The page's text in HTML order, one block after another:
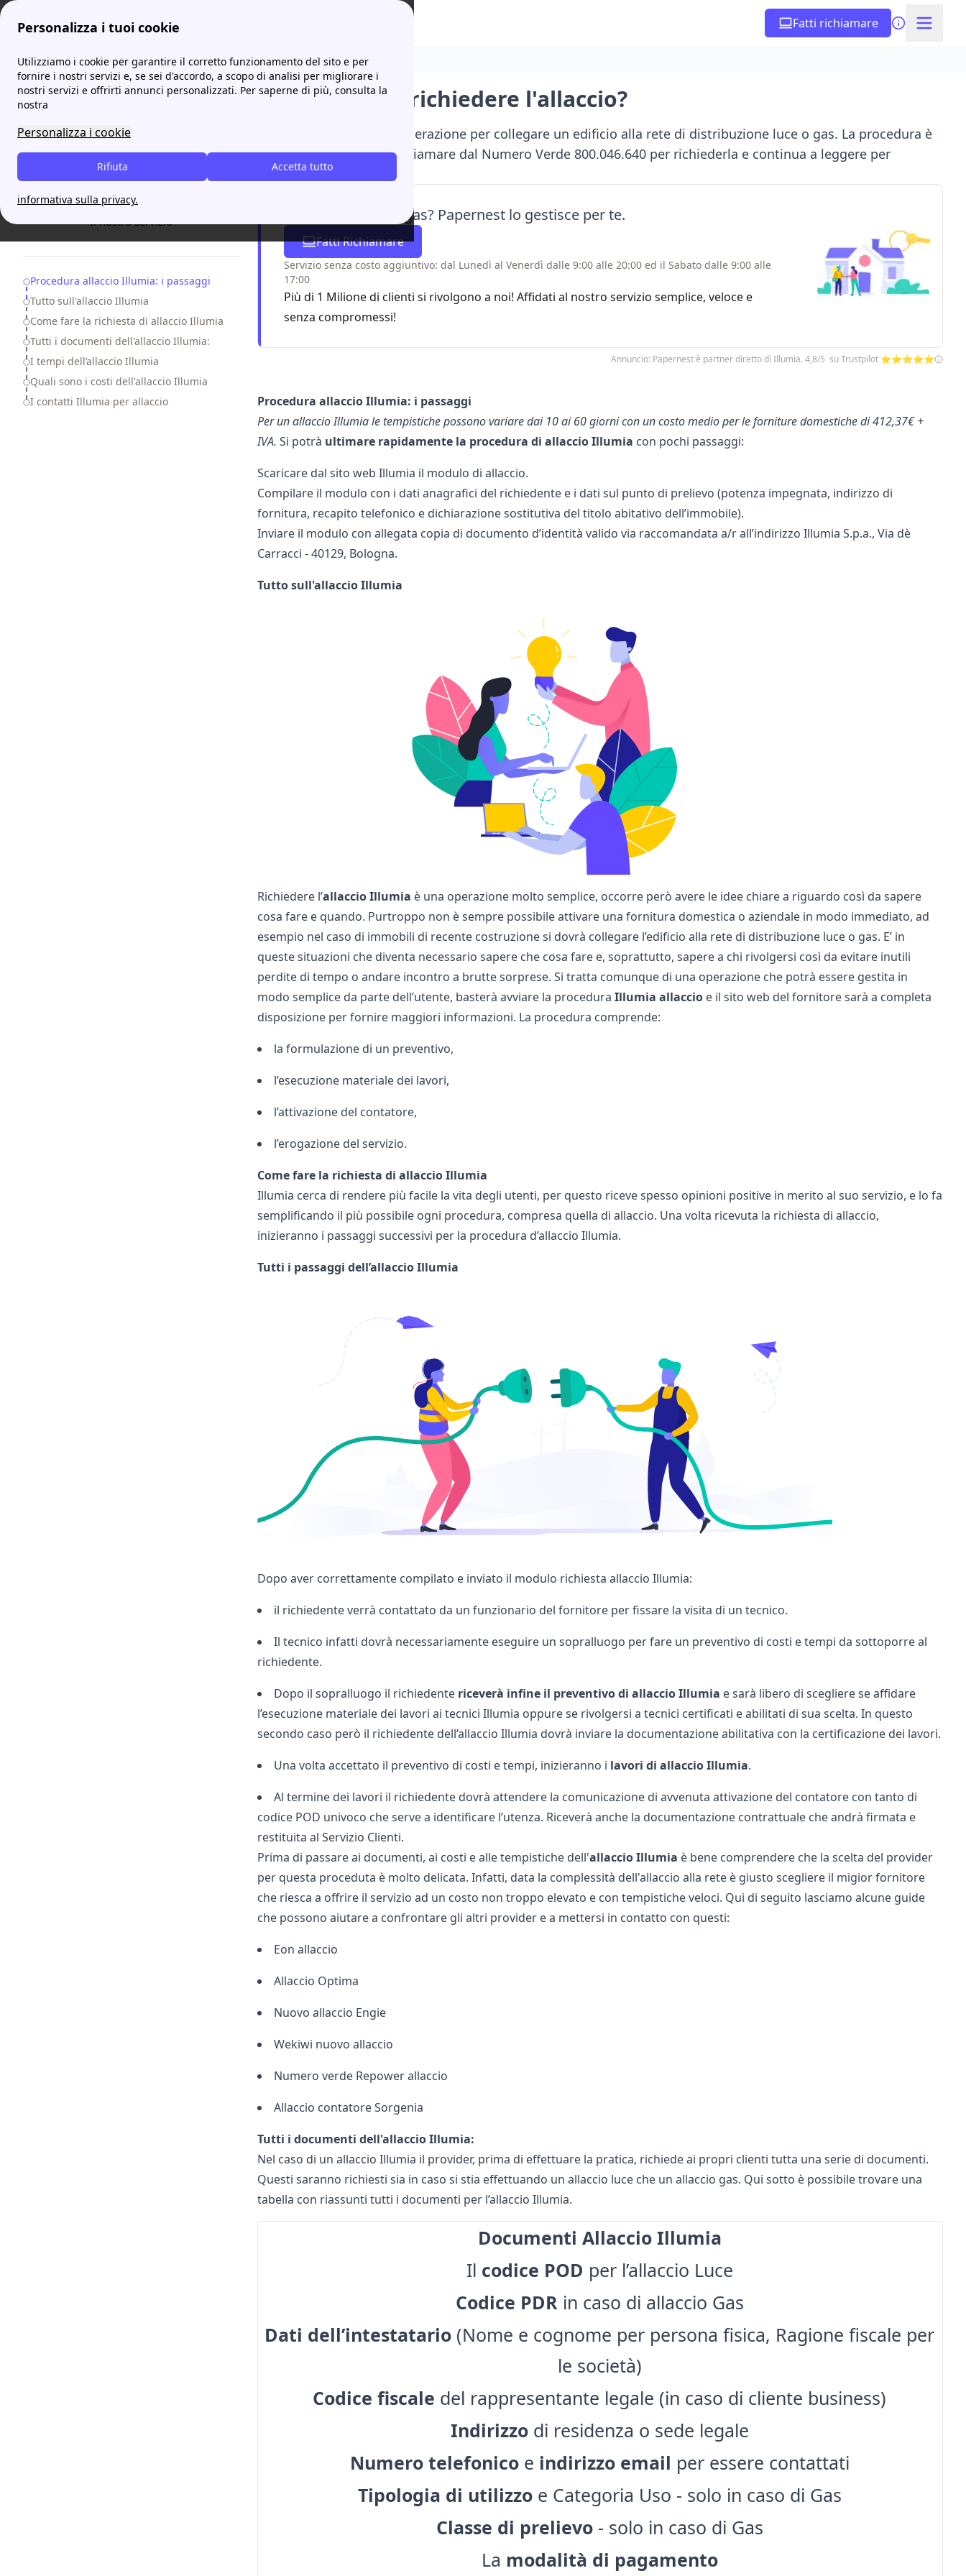
Personalizza i tuoi cookie
Utilizziamo i cookie per garantire il corretto funzionamento del sito e per
fornire i nostri servizi e, se sei d'accordo, a scopo di analisi per migliorare i
nostri servizi e offrirti annunci personalizzati. Per saperne di più, consulta la
nostra
Personalizza i cookie
Accetta tutto
Rifiuta
informativa sulla privacy.
Fatti richiamare
ProntoBolletta MoreIllumia Illumia: come richiedere l'allaccio?
Il nostro servizio
Table of Contents
Procedura allaccio Illumia: i passaggi
Tutto sull'allaccio Illumia
Come fare la richiesta di allaccio Illumia
Tutti i documenti dell'allaccio Illumia:
I tempi dell’allaccio Illumia
Quali sono i costi dell'allaccio Illumia
I contatti Illumia per allaccio
Illumia: come richiedere l'allaccio?
L'Illumia allaccio è una operazione per collegare un edificio alla rete di distribuzione luce o gas. La procedura è
molto semplice, Fatti richiamare dal Numero Verde 800.046.640 per richiederla e continua a leggere per
saperne di più.
Attivazione luce o gas? Papernest lo gestisce per te.
Fatti Richiamare
Servizio senza costo aggiuntivo: dal Lunedì al Venerdì dalle 9:00 alle 20:00 ed il Sabato dalle 9:00 alle
17:00
Più di 1 Milione di clienti si rivolgono a noi! Affidati al nostro servizio semplice, veloce e
senza compromessi!
Annuncio: Papernest è partner diretto di Illumia. 4,8/5 su Trustpilot ⭐⭐⭐⭐⭐
Procedura allaccio Illumia: i passaggi
Per un allaccio Illumia le tempistiche possono variare dai 10 ai 60 giorni con un costo medio per le forniture domestiche di 412,37€ +
IVA. Si potrà ultimare rapidamente la procedura di allaccio Illumia con pochi passaggi:
Scaricare dal sito web Illumia il modulo di allaccio.
Compilare il modulo con i dati anagrafici del richiedente e i dati sul punto di prelievo (potenza impegnata, indirizzo di
fornitura, recapito telefonico e dichiarazione sostitutiva del titolo abitativo dell’immobile).
Inviare il modulo con allegata copia di documento d’identità valido via raccomandata a/r all’indirizzo Illumia S.p.a., Via dè
Carracci - 40129, Bologna.
Tutto sull'allaccio Illumia
Richiedere l’allaccio Illumia è una operazione molto semplice, occorre però avere le idee chiare a riguardo così da sapere
cosa fare e quando. Purtroppo non è sempre possibile attivare una fornitura domestica o aziendale in modo immediato, ad
esempio nel caso di immobili di recente costruzione si dovrà collegare l’edificio alla rete di distribuzione luce o gas. E’ in
queste situazioni che diventa necessario sapere che cosa fare e, soprattutto, sapere a chi rivolgersi così da evitare inutili
perdite di tempo o andare incontro a brutte sorprese. Si tratta comunque di una operazione che potrà essere gestita in
modo semplice da parte dell’utente, basterà avviare la procedura Illumia allaccioe il sito web del fornitore sarà a completa
disposizione per fornire maggiori informazioni. La procedura comprende:
la formulazione di un preventivo,
l’esecuzione materiale dei lavori,
l’attivazione del contatore,
l’erogazione del servizio.
Come fare la richiesta di allaccio Illumia
Illumia cerca di rendere più facile la vita degli utenti, per questo riceve spesso opinioni positive in merito al suo servizio, e lo fa
semplificando il più possibile ogni procedura, compresa quella di allaccio. Una volta ricevuta la richiesta di allaccio,
inizieranno i passaggi successivi per la procedura d’allaccio Illumia.
Tutti i passaggi dell’allaccio Illumia
Dopo aver correttamente compilato e inviato il modulo richiesta allaccio Illumia:
il richiedente verrà contattato da un funzionario del fornitore per fissare la visita di un tecnico.
Il tecnico infatti dovrà necessariamente eseguire un sopralluogo per fare un preventivo di costi e tempi da sottoporre al
richiedente.
Dopo il sopralluogo il richiedente riceverà infine il preventivo di allaccio Illumia e sarà libero di scegliere se affidare
l’esecuzione materiale dei lavori ai tecnici Illumia oppure se rivolgersi a tecnici certificati e abilitati di sua scelta. In questo
secondo caso però il richiedente dell’allaccio Illumia dovrà inviare la documentazione abilitativa con la certificazione dei lavori.
Una volta accettato il preventivo di costi e tempi, inizieranno i lavori di allaccio Illumia.
Al termine dei lavori il richiedente dovrà attendere la comunicazione di avvenuta attivazione del contatore con tanto di
codice POD univoco che serve a identificare l’utenza. Riceverà anche la documentazione contrattuale che andrà firmata e
restituita al Servizio Clienti.
Prima di passare ai documenti, ai costi e alle tempistiche dell'allaccio Illumia è bene comprendere che la scelta del provider
per questa proceduta è molto delicata. Infatti, data la complessità dell'allaccio alla rete è giusto scegliere il migior fornitore
che riesca a offrire il servizio ad un costo non troppo elevato e con tempistiche veloci. Qui di seguito lasciamo alcune guide
che possono aiutare a confrontare gli altri provider e a mettersi in contatto con questi:
Eon allaccio
Allaccio Optima
Nuovo allaccio Engie
Wekiwi nuovo allaccio
Numero verde Repower allaccio
Allaccio contatore Sorgenia
Tutti i documenti dell'allaccio Illumia:
Nel caso di un allaccio Illumia il provider, prima di effettuare la pratica, richiede ai propri clienti tutta una serie di documenti.
Questi saranno richiesti sia in caso si stia effettuando un allaccio luce che un allaccio gas. Qui sotto è possibile trovare una
tabella con riassunti tutti i documenti per l’allaccio Illumia.
Documenti Allaccio Illumia
Il codice POD per l’allaccio Luce
Codice PDR in caso di allaccio Gas
Dati dell’intestatario (Nome e cognome per persona fisica, Ragione fiscale per
le società)
Codice fiscale del rappresentante legale (in caso di cliente business)
Indirizzo di residenza o sede legale
Numero telefonicoe indirizzo email per essere contattati
Tipologia di utilizzoe Categoria Uso - solo in caso di Gas
Classe di prelievo- solo in caso di Gas
La modalità di pagamento